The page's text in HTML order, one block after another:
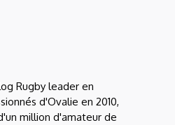
Rugby leader en
d'Ovalie en 2010,
million d'amateur de